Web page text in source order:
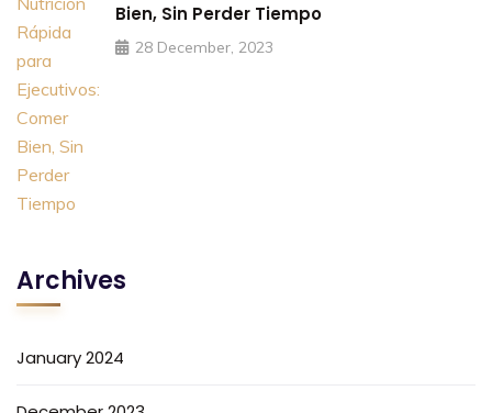
Bien, Sin Perder Tiempo
28 December, 2023
Archives
January 2024